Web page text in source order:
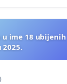
u ime 18 ubijenih
2025.